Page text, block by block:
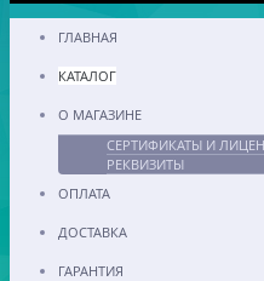
ГЛАВНАЯ
КАТАЛОГ
О МАГАЗИНЕ
СЕРТИФИКАТЫ И
РЕКВИЗИТЫ
ОПЛАТА
ДОСТАВКА
ГАРАНТИЯ